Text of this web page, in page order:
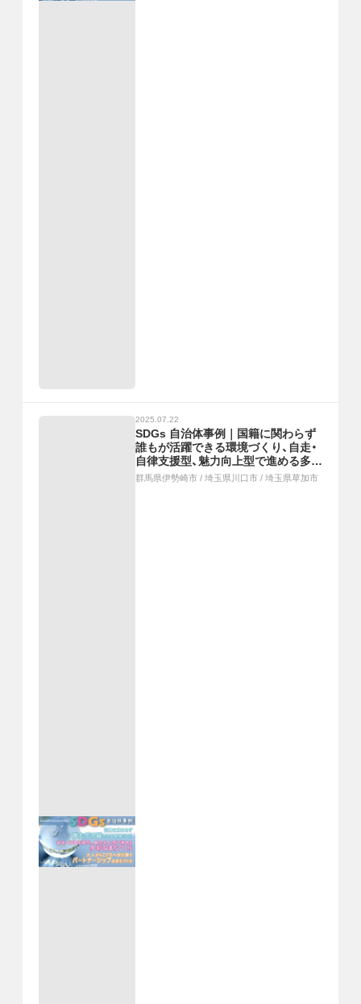
2025.07.22
SDGs 自治体事例｜国籍に関わらず
誰もが活躍できる環境づくり、自走・
自律支援型、魅力向上型で進める多彩
なまちづくり、大人からこどもへ受け
群馬県伊勢崎市 / 埼玉県川口市 / 埼玉県草加市